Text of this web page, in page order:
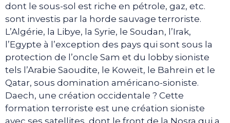
dont le sous-sol est riche en pétrole, gaz, etc.
sont investis par la horde sauvage terroriste.
L’Algérie, la Libye, la Syrie, le Soudan, l’Irak,
l’Egypte à l’exception des pays qui sont sous la
protection de l’oncle Sam et du lobby sioniste
tels l’Arabie Saoudite, le Koweït, le Bahreïn et le
Qatar, sous domination américano-sioniste.
Daech, une création occidentale ? Cette
formation terroriste est une création sioniste
avec ses satellites, dont le front de la Nosra qui a